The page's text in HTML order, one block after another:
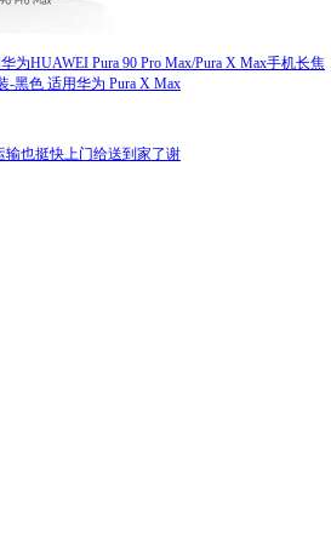
为HUAWEI Pura 90 Pro Max/Pura X Max手机长焦
-黑色 适用华为 Pura X Max
也挺快上门给送到家了谢